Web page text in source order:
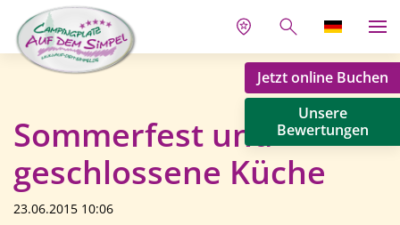
Jetzt online Buchen
Unsere
Bewertungen
Sommerfest und
geschlossene Küche
23.06.2015 10:06